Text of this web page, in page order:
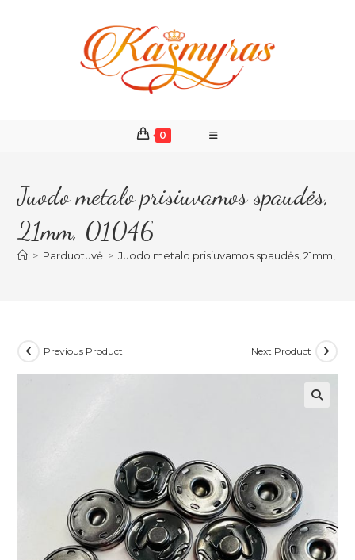
0
Juodo metalo prisiuvamos spaudės,
21mm, 01046
> Parduotuvė > Juodo metalo prisiuvamos spaudės, 21mm,
Previous Product Next Product